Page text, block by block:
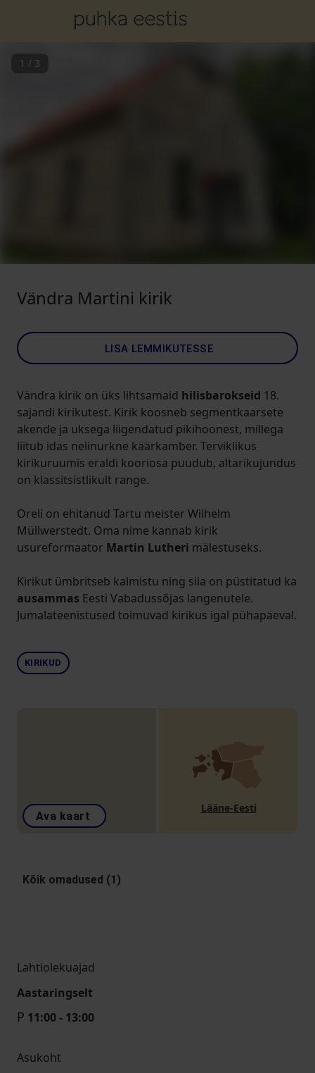
1 / 3
Vändra Martini kirik
LISA LEMMIKUTESSE
Vändra kirik on üks lihtsamaid hilisbarokseid 18.
sajandi kirikutest. Kirik koosneb segmentkaarsete
akende ja uksega liigendatud pikihoonest, millega
liitub idas nelinurkne käärkamber. Terviklikus
kirikuruumis eraldi kooriosa puudub, altarikujundus
on klassitsistlikult range.
Oreli on ehitanud Tartu meister Wilhelm
Müllwerstedt. Oma nime kannab kirik
usureformaator Martin Lutheri mälestuseks.
Kirikut ümbritseb kalmistu ning siia on püstitatud ka
ausammas Eesti Vabadussõjas langenutele.
Jumalateenistused toimuvad kirikus igal pühapäeval.
KIRIKUD
Ava kaart
Lääne-Eesti
Kõik omadused (1)
Lahtiolekuajad
Aastaringselt
P 11:00 - 13:00
Asukoht